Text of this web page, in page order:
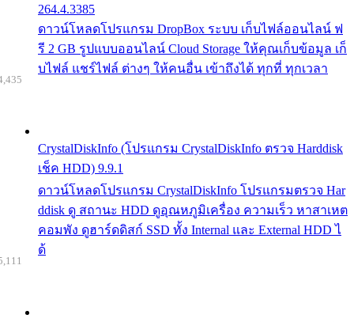
264.4.3385
ดาวน์โหลดโปรแกรม DropBox ระบบ เก็บไฟล์ออนไลน์ ฟ
รี 2 GB รูปแบบออนไลน์ Cloud Storage ให้คุณเก็บข้อมูล เก็
บไฟล์ แชร์ไฟล์ ต่างๆ ให้คนอื่น เข้าถึงได้ ทุกที่ ทุกเวลา
CrystalDiskInfo (โปรแกรม CrystalDiskInfo ตรวจ Harddisk
เช็ค HDD) 9.9.1
ดาวน์โหลดโปรแกรม CrystalDiskInfo โปรแกรมตรวจ Har
ddisk ดู สถานะ HDD ดูอุณหภูมิเครื่อง ความเร็ว หาสาเหต
คอมพัง ดูฮาร์ดดิสก์ SSD ทั้ง Internal และ External HDD ไ
ด้